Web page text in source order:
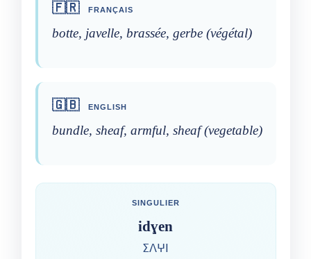
🇫🇷 FRANÇAIS
botte, javelle, brassée, gerbe (végétal)
🇬🇧 ENGLISH
bundle, sheaf, armful, sheaf (vegetable)
SINGULIER
idɣen
ⵉⴷⵖⵏ